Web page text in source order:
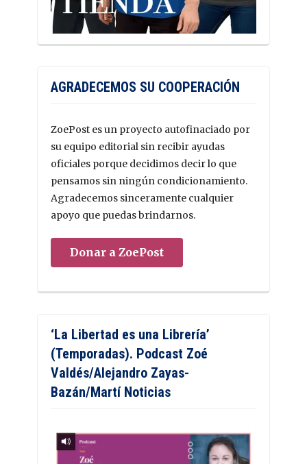
AGRADECEMOS SU COOPERACIÓN
ZoePost es un proyecto autofinaciado por
su equipo editorial sin recibir ayudas
oficiales porque decidimos decir lo que
pensamos sin ningún condicionamiento.
Agradecemos sinceramente cualquier
apoyo que puedas brindarnos.
Donar a ZoePost
‘La Libertad es una Librería’
(Temporadas). Podcast Zoé
Valdés/Alejandro Zayas-
Bazán/Martí Noticias